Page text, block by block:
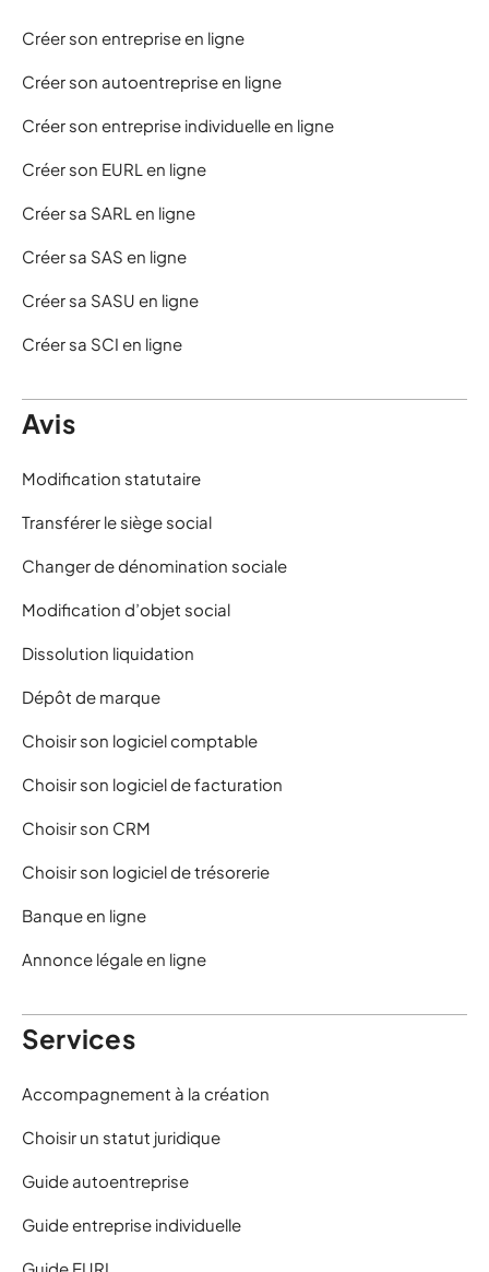
Créer son entreprise en ligne
Créer son autoentreprise en ligne
Créer son entreprise individuelle en ligne
Créer son EURL en ligne
Créer sa SARL en ligne
Créer sa SAS en ligne
Créer sa SASU en ligne
Créer sa SCI en ligne
Avis
Modification statutaire
Transférer le siège social
Changer de dénomination sociale
Modification d’objet social
Dissolution liquidation
Dépôt de marque
Choisir son logiciel comptable
Choisir son logiciel de facturation
Choisir son CRM
Choisir son logiciel de trésorerie
Banque en ligne
Annonce légale en ligne
Services
Accompagnement à la création
Choisir un statut juridique
Guide autoentreprise
Guide entreprise individuelle